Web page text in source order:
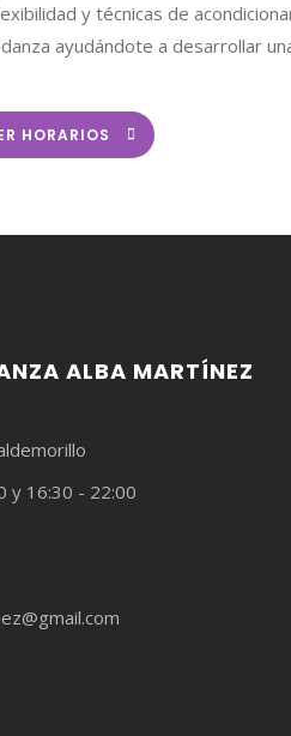
y técnicas de
ayudándote a desarrollar
HORARIOS
ALBA MARTÍNEZ
y 16:30 - 22:00